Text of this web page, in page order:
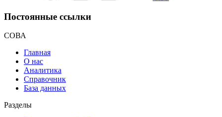
Постоянные ссылки
СОВА
Главная
О нас
Аналитика
Справочник
База данных
Разделы